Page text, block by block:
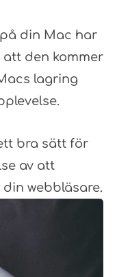
din Mac har
den kommer
lagring
bra sätt för
av att
webbläsare.